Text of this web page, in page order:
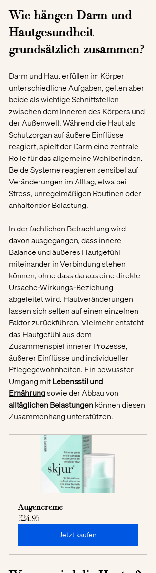
Wie hängen Darm und
Hautgesundheit
grundsätzlich zusammen?
Darm und Haut erfüllen im Körper
unterschiedliche Aufgaben, gelten aber
beide als wichtige Schnittstellen
zwischen dem Inneren des Körpers und
der Außenwelt. Während die Haut als
Schutzorgan auf äußere Einflüsse
reagiert, spielt der Darm eine zentrale
Rolle für das allgemeine Wohlbefinden.
Beide Systeme reagieren sensibel auf
Veränderungen im Alltag, etwa bei
Stress, unregelmäßigen Routinen oder
anhaltender Belastung.
In der fachlichen Betrachtung wird
davon ausgegangen, dass innere
Balance und äußeres Hautgefühl
miteinander in Verbindung stehen
können, ohne dass daraus eine direkte
Ursache-Wirkungs-Beziehung
abgeleitet wird. Hautveränderungen
lassen sich selten auf einen einzelnen
Faktor zurückführen. Vielmehr entsteht
das Hautgefühl aus dem
Zusammenspiel innerer Prozesse,
äußerer Einflüsse und individueller
Pflegegewohnheiten. Ein bewusster
Umgang mit Lebensstil und
Ernährung sowie der Abbau von
alltäglichen Belastungen können diesen
Zusammenhang unterstützen.
Augencreme
€24.95
Jetzt kaufen